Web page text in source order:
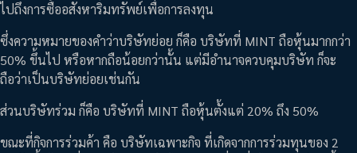
ไปถึงการซื้ออสังหาริมทรัพย์เพื่อการลงทุน
ซึ่งความหมายของคำว่าบริษัทย่อย ก็คือ บริษัทที่ MINT ถือหุ้นมากกว่า
50% ขึ้นไป หรือหากถือน้อยกว่านั้น แต่มีอำนาจควบคุมบริษัท ก็จะ
ถือว่าเป็นบริษัทย่อยเช่นกัน
ส่วนบริษัทร่วม ก็คือ บริษัทที่ MINT ถือหุ้นตั้งแต่ 20% ถึง 50%
ขณะที่กิจการร่วมค้า คือ บริษัทเฉพาะกิจ ที่เกิดจากการร่วมทุนของ 2